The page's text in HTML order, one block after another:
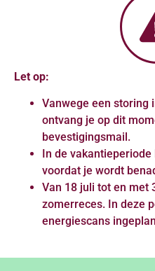
Let op:
Vanwege een storing
ontvang je op dit
bevestigingsmail.
In de
voordat je wordt
Van 18 juli tot en met
zomerreces. In deze
energiescans